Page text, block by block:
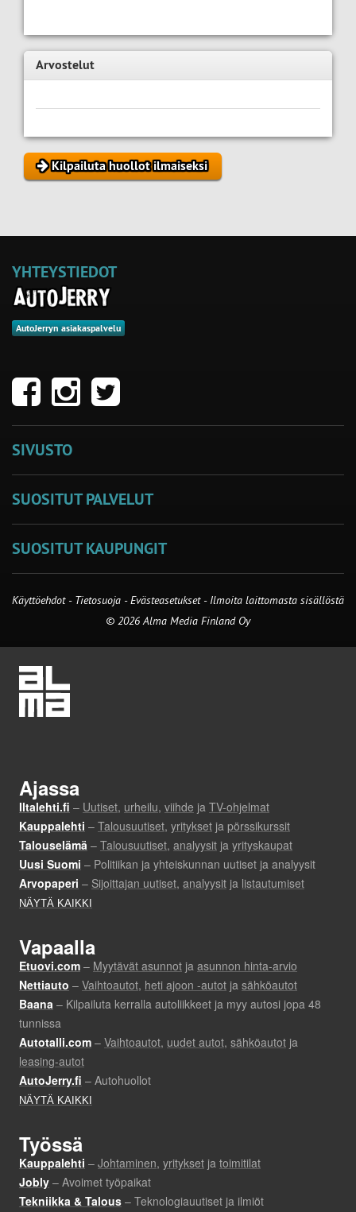
Arvostelut
Kilpailuta huollot ilmaiseksi
YHTEYSTIEDOT
AutoJerryn asiakaspalvelu
SIVUSTO
SUOSITUT PALVELUT
SUOSITUT KAUPUNGIT
Käyttöehdot - Tietosuoja -Evästeasetukset- Ilmoita laittomasta sisällöstä
© 2026 Alma Media Finland Oy